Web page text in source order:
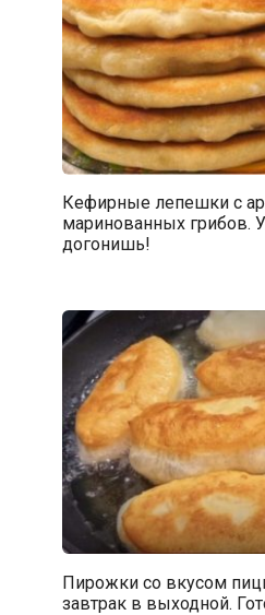
Кефирные лепешки с
маринованных грибов.
догонишь!
Пирожки со вкусом
завтрак в выходной.